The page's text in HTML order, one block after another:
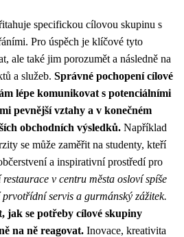
specifickou cílovou skupinu s
Pro úspěch je klíčové tyto
ale také jim porozumět a následně na
a služeb. Správné pochopení cílové
lépe komunikovat s potenciálními
pevnější vztahy a v konečném
obchodních výsledků. Například
se může zaměřit na studenty, kteří
a inspirativní prostředí pro
v centru města osloví spíše
servis a gurmánský zážitek.
jak se potřeby cílové skupiny
na ně reagovat. Inovace, kreativita